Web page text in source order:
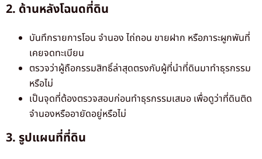
2. ด้านหลังโฉนดที่ดิน
บันทึกรายการโอน จำนอง ไถ่ถอน ขายฝาก หรือภาระผูกพันที่
เคยจดทะเบียน
ตรวจว่าผู้ถือกรรมสิทธิ์ล่าสุดตรงกับผู้ที่นำที่ดินมาทำธุรกรรม
หรือไม่
เป็นจุดที่ต้องตรวจสอบก่อนทำธุรกรรมเสมอ เพื่อดูว่าที่ดินติด
จำนองหรืออายัดอยู่หรือไม่
3. รูปแผนที่ที่ดิน